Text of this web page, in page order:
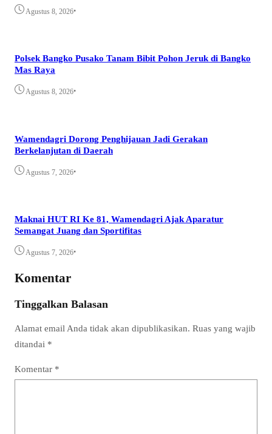
Agustus 8, 2026•
Polsek Bangko Pusako Tanam Bibit Pohon Jeruk di Bangko
Mas Raya
Agustus 8, 2026•
Wamendagri Dorong Penghijauan Jadi Gerakan
Berkelanjutan di Daerah
Agustus 7, 2026•
Maknai HUT RI Ke 81, Wamendagri Ajak Aparatur
Semangat Juang dan Sportifitas
Agustus 7, 2026•
Komentar
Tinggalkan Balasan
Alamat email Anda tidak akan dipublikasikan. Ruas yang wajib
ditandai *
Komentar *